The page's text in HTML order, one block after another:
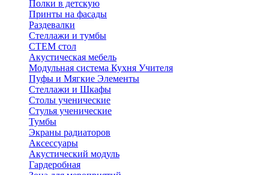
Полки в детскую
Принты на фасады
Раздевалки
Стеллажи и тумбы
СТЕМ стол
Акустическая мебель
Модульная система Кухня Учителя
Пуфы и Мягкие Элементы
Стеллажи и Шкафы
Столы ученические
Стулья ученические
Тумбы
Экраны радиаторов
Аксессуары
Акустический модуль
Гардеробная